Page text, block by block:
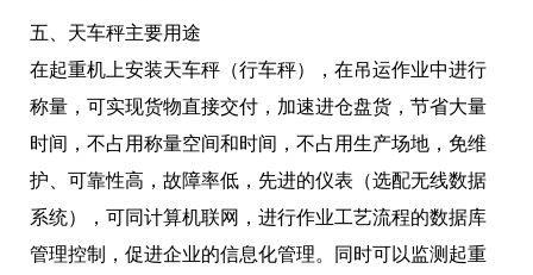
五、天车秤主要用途
在起重机上安装天车秤（行车秤），在吊运作业中进行
称量，可实现货物直接交付，加速进仓盘货，节省大量
时间，不占用称量空间和时间，不占用生产场地，免维
护、可靠性高，故障率低，先进的仪表（选配无线数据
系统），可同计算机联网，进行作业工艺流程的数据库
管理控制，促进企业的信息化管理。同时可以监测起重